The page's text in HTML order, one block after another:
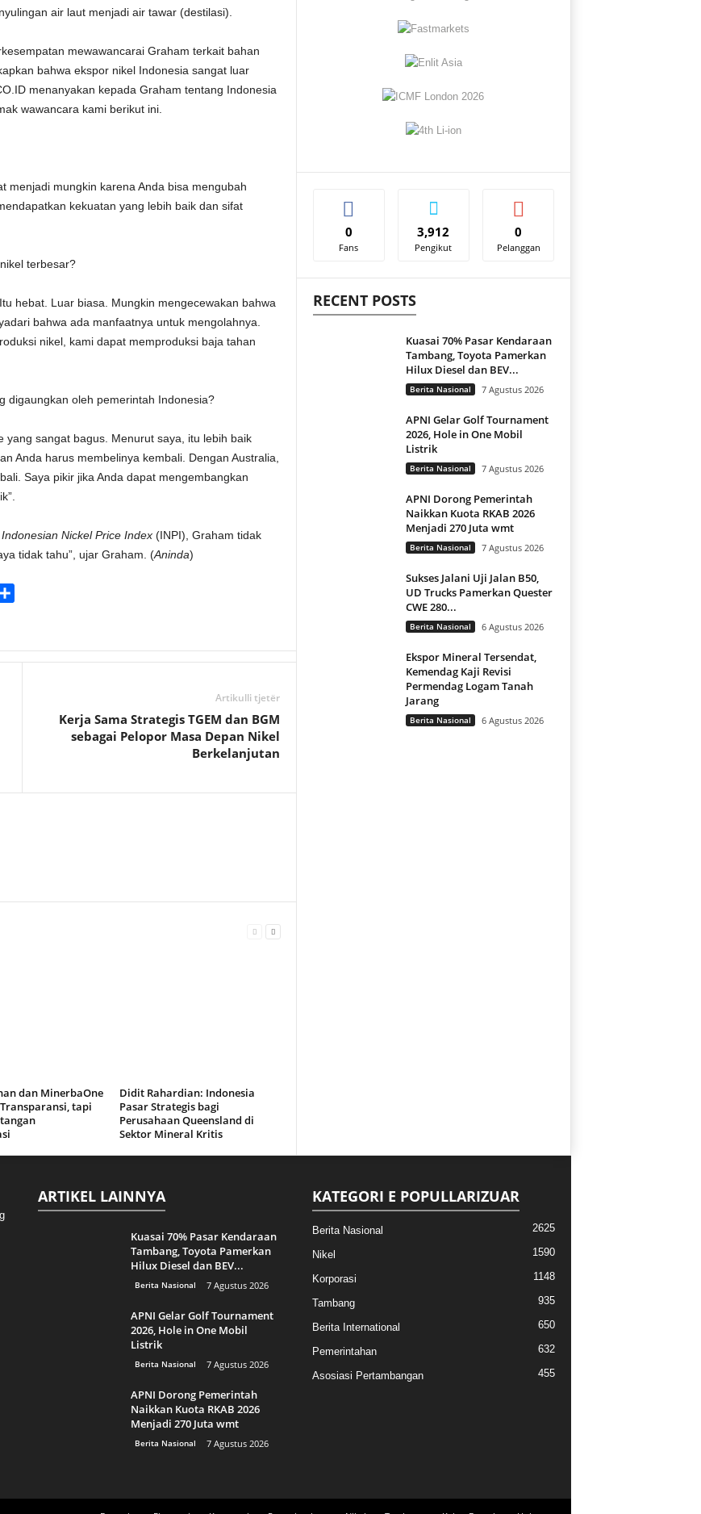
air laut menjadi air tawar (destilasi).
mewawancarai Graham terkait bahan
bahwa ekspor nikel Indonesia sangat luar
menanyakan kepada Graham tentang Indonesia
wawancara kami berikut ini.
menjadi mungkin karena Anda bisa mengubah
kekuatan yang lebih baik dan sifat
terbesar?
hebat. Luar biasa. Mungkin mengecewakan bahwa
bahwa ada manfaatnya untuk mengolahnya.
nikel, kami dapat memproduksi baja tahan
digaungkan oleh pemerintah Indonesia?
yang sangat bagus. Menurut saya, itu lebih baik
Anda harus membelinya kembali. Dengan Australia,
Saya pikir jika Anda dapat mengembangkan
Indonesian Nickel Price Index(INPI), Graham tidak
tidak tahu”, ujar Graham. (Aninda)
r
Artikulli tjetër
Kerja Sama Strategis TGEM dan BGM
sebagai Pelopor Masa Depan Nikel
Berkelanjutan
dan MinerbaOne
tapi
Didit Rahardian: Indonesia
Pasar Strategis bagi
Perusahaan Queensland di
Sektor Mineral Kritis
0
Fans
3,912
Pengikut
0
Pelanggan
RECENT POSTS
Kuasai 70% Pasar Kendaraan
Tambang, Toyota Pamerkan
Hilux Diesel dan BEV...
Berita Nasional 7 Agustus 2026
APNI Gelar Golf Tournament
2026, Hole in One Mobil
Listrik
Berita Nasional 7 Agustus 2026
APNI Dorong Pemerintah
Naikkan Kuota RKAB 2026
Menjadi 270 Juta wmt
Berita Nasional 7 Agustus 2026
Sukses Jalani Uji Jalan B50,
UD Trucks Pamerkan Quester
CWE 280...
Berita Nasional 6 Agustus 2026
Ekspor Mineral Tersendat,
Kemendag Kaji Revisi
Permendag Logam Tanah
Jarang
Berita Nasional 6 Agustus 2026
ARTIKEL LAINNYA
Kuasai 70% Pasar Kendaraan
Tambang, Toyota Pamerkan
Hilux Diesel dan BEV...
Berita Nasional 7 Agustus 2026
APNI Gelar Golf Tournament
2026, Hole in One Mobil
Listrik
Berita Nasional 7 Agustus 2026
APNI Dorong Pemerintah
Naikkan Kuota RKAB 2026
Menjadi 270 Juta wmt
Berita Nasional 7 Agustus 2026
KATEGORI E POPULLARIZUAR
Berita Nasional 2625
Nikel 1590
Korporasi 1148
Tambang 935
Berita International 650
Pemerintahan 632
Asosiasi Pertambangan 455